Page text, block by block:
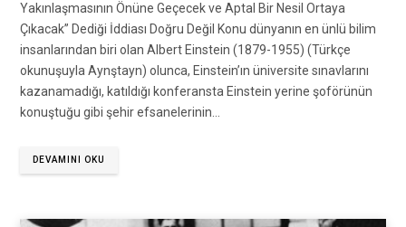
Yakınlaşmasının Önüne Geçecek ve Aptal Bir Nesil Ortaya
Çıkacak” Dediği İddiası Doğru Değil Konu dünyanın en ünlü bilim
insanlarından biri olan Albert Einstein (1879-1955) (Türkçe
okunuşuyla Aynştayn) olunca, Einstein’ın üniversite sınavlarını
kazanamadığı, katıldığı konferansta Einstein yerine şoförünün
konuştuğu gibi şehir efsanelerinin…
DEVAMINI OKU